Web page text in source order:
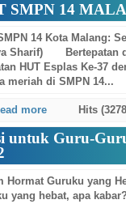
SMPN 14
14 Kota Malang:
Sharif) Bertepatan
HUT Esplas Ke-37
meriah di SMPN 14...
more Hits
untuk Guru-
Hormat Guruku yang
yang hebat, apa